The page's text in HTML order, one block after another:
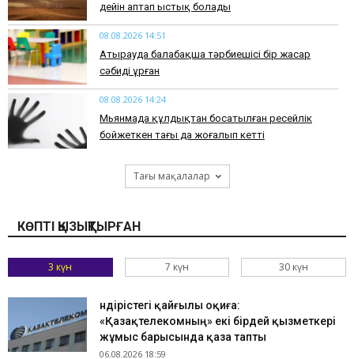
дейін аптап ыстық болады
08.08.2026 14:51
Атырауда балабақша тәрбиешісі бір жасар
сәбиді ұрған
08.08.2026 14:24
Мьянмада құлдықтан босатылған ресейлік
бойжеткен тағы да жоғалып кетті
Тағы мақалалар
КӨПТІ ҚЫЗЫҚТЫРҒАН
3 күн 7 күн 30 күн
Өндірістегі қайғылы оқиға:
«Қазақтелекомның» екі бірдей қызметкері
жұмыс барысында қаза тапты
06.08.2026 18:59